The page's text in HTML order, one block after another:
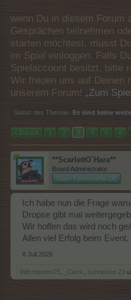
wenn Du in diesem Forum
Gesprächen teilnehmen
starten möchtest, musst
im Spiel einloggen. Falls
Spielaccount besitzt, bitte
Wir freuen uns auf Deinen
unserem Forum! „Zum
Status des Themas: Es sind keine
< Zurück 1 2 3 4 5 6
**ScarlettO`Hara**
Board Administrator
Team Farmerama DE
Ich habe nun die Frage
Dropse gibt mal
Wir hoffen das wird noch
Allen viel Erfolg beim Event.
8 Juli 2026
Witchqueen75 _Carol. schnecke-23